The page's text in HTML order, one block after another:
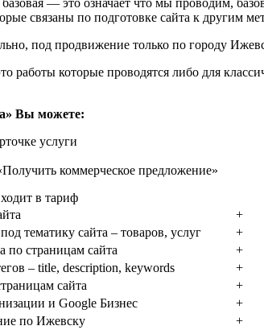
связаны по подготовке сайта к другим
под продвижение только по городу
работы которые проводятся либо для
Вы можете:
услуги
коммерческое предложение»
в тариф
+
тематику сайта – товаров, услуг
+
по страницам сайта
+
– title, description, keywords
+
сайта
+
и Google Бизнес
+
по Ижевску
+